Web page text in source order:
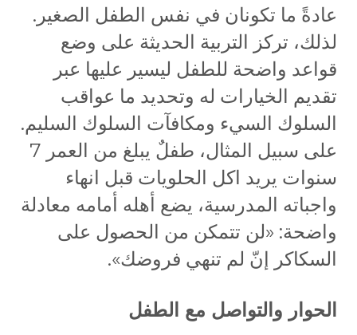
عادةً ما تكونان في نفس الطفل الصغير.
لذلك، تركز التربية الحديثة على وضع
قواعد واضحة للطفل ليسير عليها عبر
تقديم الخيارات له وتحديد ما عواقب
السلوك السيء ومكافآت السلوك السليم.
على سبيل المثال، طفلٌ يبلغ من العمر 7
سنوات يريد اكل الحلويات قبل انهاء
واجباته المدرسية، يضع أهله أمامه معادلة
واضحة: «لن تتمكن من الحصول على
السكاكر إنّ لم تنهي فروضك».
الحوار والتواصل مع الطفل